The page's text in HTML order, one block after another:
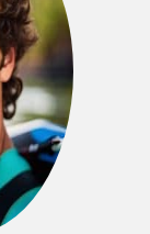
vous puissiez
votre corps
l'entraînement
poignet 24h/24,
surveillance de
batterie
de sommeil et
vous donnent un
votre santé et de